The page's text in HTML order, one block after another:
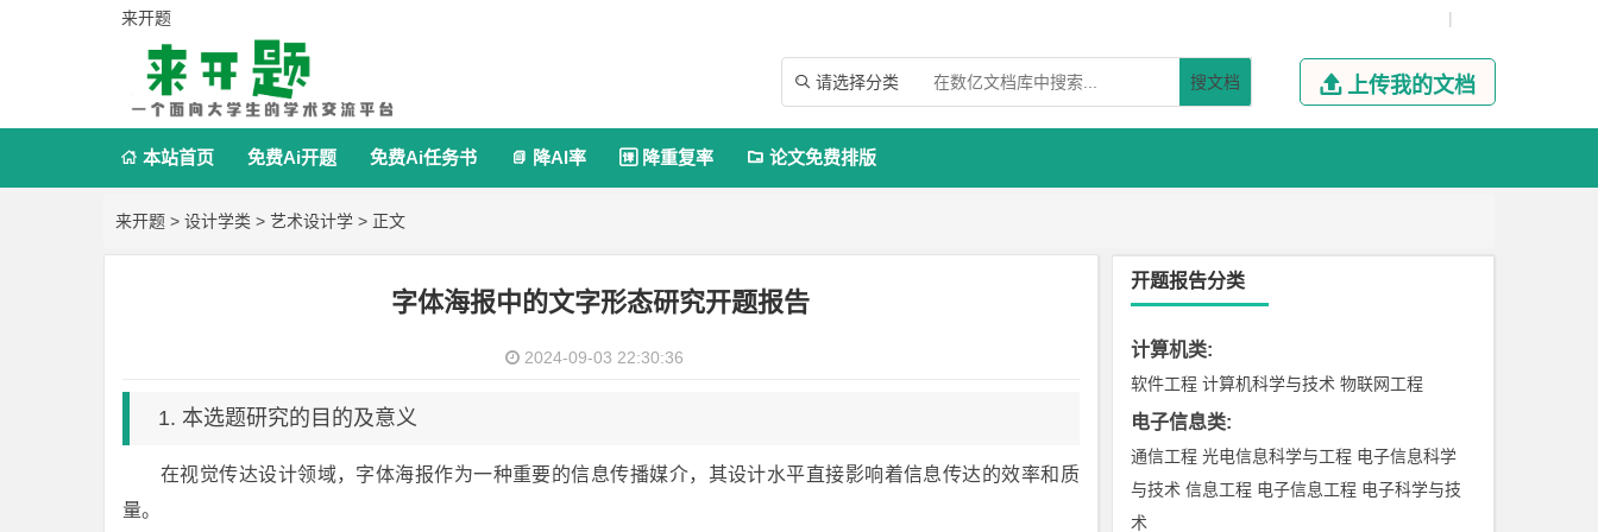
来开题 |
 请选择分类 搜文档  上传我的文档
 本站首页 免费Ai开题 免费Ai任务书  降AI率  降重复率  论文免费排版
来开题 > 设计学类 > 艺术设计学 > 正文
字体海报中的文字形态研究开题报告
2024-09-03 22:30:36
1. 本选题研究的目的及意义
在视觉传达设计领域，字体海报作为一种重要的信息传播媒介，其设计水平直接影响着信息传达的效率和质
量。
开题报告分类
计算机类:
软件工程 计算机科学与技术 物联网工程
电子信息类:
通信工程 光电信息科学与工程 电子信息科学
与技术 信息工程 电子信息工程 电子科学与技
术